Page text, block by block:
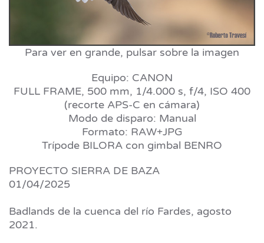
Para ver en grande, pulsar sobre la imagen
Equipo: CANON
FULL FRAME, 500 mm, 1/4.000 s, f/4, ISO 400
(recorte APS-C en cámara)
Modo de disparo: Manual
Formato: RAW+JPG
Trípode BILORA con gimbal BENRO
PROYECTO SIERRA DE BAZA
01/04/2025
Badlands de la cuenca del río Fardes, agosto
2021.